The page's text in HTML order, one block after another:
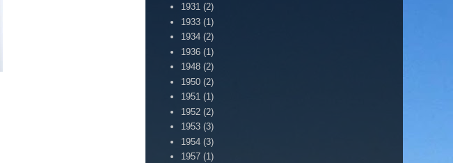
1931 (2)
1933 (1)
1934 (2)
1936 (1)
1948 (2)
1950 (2)
1951 (1)
1952 (2)
1953 (3)
1954 (3)
1957 (1)